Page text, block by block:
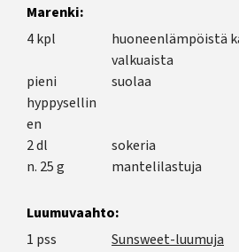
Marenki:
4 kpl
huoneenlämpöistä
valkuaista
pieni
hyppysellin
en
suolaa
2 dl
sokeria
n. 25 g
mantelilastuja
Luumuvaahto:
1 pss
Sunsweet-luumuja